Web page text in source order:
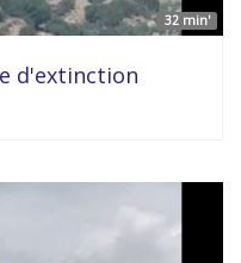
32 min'
d'extinction